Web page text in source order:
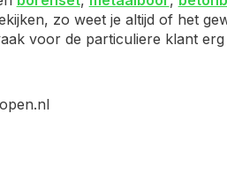
zo weet je altijd of het
voor de particuliere klant